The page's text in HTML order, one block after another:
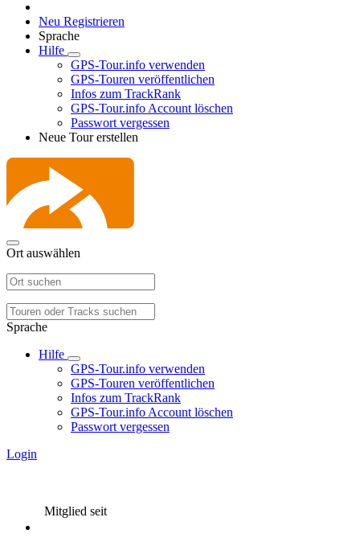
Neu Registrieren
Sprache
Hilfe
GPS-Tour.info verwenden
GPS-Touren veröffentlichen
Infos zum TrackRank
GPS-Tour.info Account löschen
Passwort vergessen
Neue Tour erstellen
Ort auswählen
Sprache
Hilfe
GPS-Tour.info verwenden
GPS-Touren veröffentlichen
Infos zum TrackRank
GPS-Tour.info Account löschen
Passwort vergessen
Login
Mitglied seit